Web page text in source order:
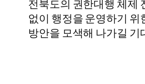
전북도의 권한대행 체제
없이 행정을 운영하기
방안을 모색해 나가길 기